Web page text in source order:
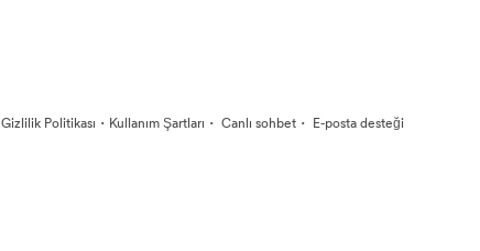
Gizlilik Politikası · Kullanım Şartları · Canlı sohbet · E-posta desteği